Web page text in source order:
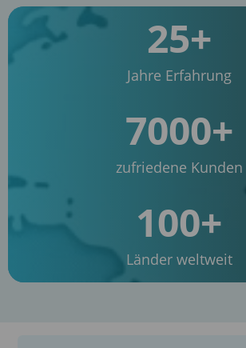
25+
Jahre Erfahrung
7000+
zufriedene Kunden
100+
Länder weltweit